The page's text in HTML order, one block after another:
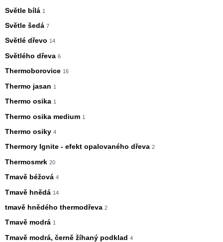
Světle bílá 1
Světle šedá 7
Světlé dřevo 14
Světlého dřeva 6
Thermoborovice 16
Thermo jasan 1
Thermo osika 1
Thermo osika medium 1
Thermo osiky 4
Thermory Ignite - efekt opalovaného dřeva 2
Thermosmrk 20
Tmavě béžová 4
Tmavě hnědá 14
tmavě hnědého thermodřeva 2
Tmavě modrá 1
Tmavě modrá, černě žíhaný podklad 4